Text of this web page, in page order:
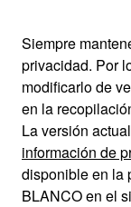
Siempre
privacidad. Por
modificarlo de
en la
La versión
información de
disponible en la
BLANCO en el